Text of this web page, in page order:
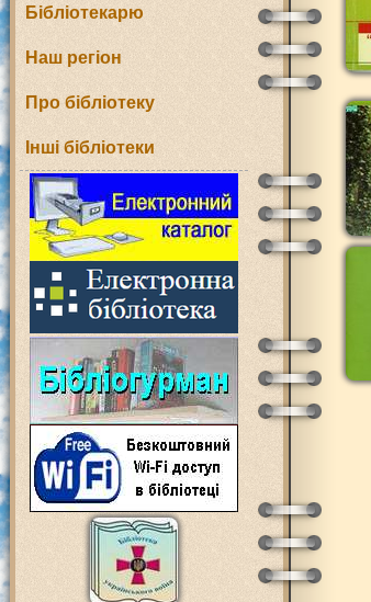
Бібліотекарю
Наш регіон
Про бібліотеку
Інші бібліотеки